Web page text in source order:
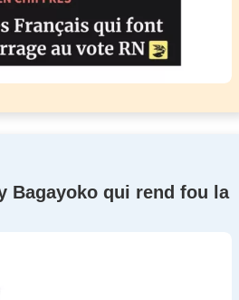
Bagayoko qui rend fou la